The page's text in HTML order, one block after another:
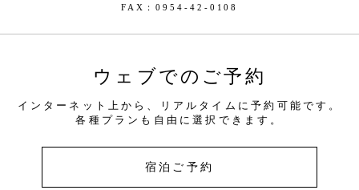
FAX：0954-42-0108
ウェブでのご予約
インターネット上から、リアルタイムに予約可能です。
各種プランも自由に選択できます。
宿泊ご予約